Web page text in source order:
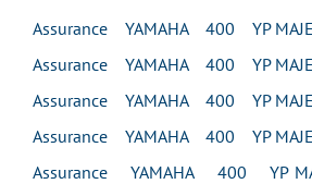
Assurance YAMAHA 400 YP
Assurance YAMAHA 400 YP
Assurance YAMAHA 400 YP
Assurance YAMAHA 400 YP
Assurance YAMAHA 400 YP